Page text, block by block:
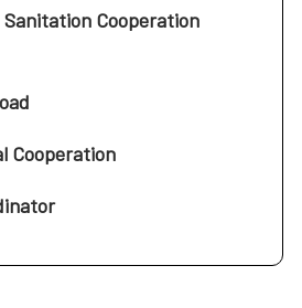
Cooperation
Cooperation